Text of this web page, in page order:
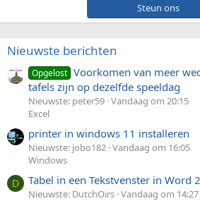
Steun
Nieuwste berichten
Opgelost Voorkomen van meer
tafels zijn op dezelfde speeldag
Nieuwste: peter59 Vandaag om 20:15
Excel
printer in windows 11 installeren
Nieuwste: jobo182 Vandaag om 16:05
Windows
D Tabel in een Tekstvenster in Word
Nieuwste: DutchOirs Vandaag om 14:27